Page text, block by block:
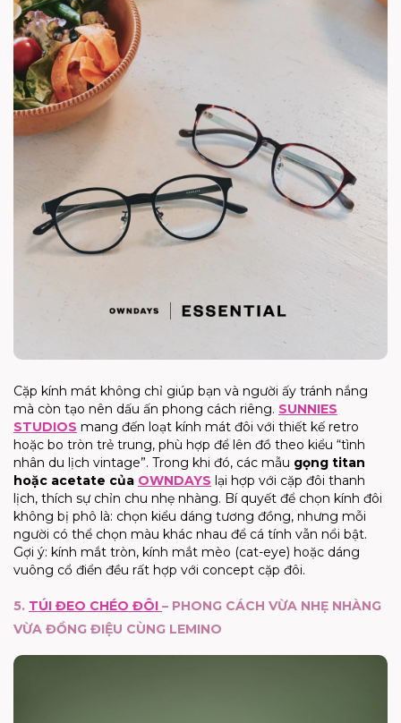
Cặp kính mát không chỉ giúp bạn và người ấy tránh nắng
mà còn tạo nên dấu ấn phong cách riêng. SUNNIES
STUDIOS mang đến loạt kính mát đôi với thiết kế retro
hoặc bo tròn trẻ trung, phù hợp để lên đồ theo kiểu “tình
nhân du lịch vintage”. Trong khi đó, các mẫu gọng titan
hoặc acetate của OWNDAYS lại hợp với cặp đôi thanh
lịch, thích sự chỉn chu nhẹ nhàng. Bí quyết để chọn kính đôi
không bị phô là: chọn kiểu dáng tương đồng, nhưng mỗi
người có thể chọn màu khác nhau để cá tính vẫn nổi bật.
Gợi ý: kính mắt tròn, kính mắt mèo (cat-eye) hoặc dáng
vuông cổ điển đều rất hợp với concept cặp đôi.
5. TÚI ĐEO CHÉO ĐÔI – PHONG CÁCH VỪA NHẸ NHÀNG
VỪA ĐỒNG ĐIỆU CÙNG LEMINO